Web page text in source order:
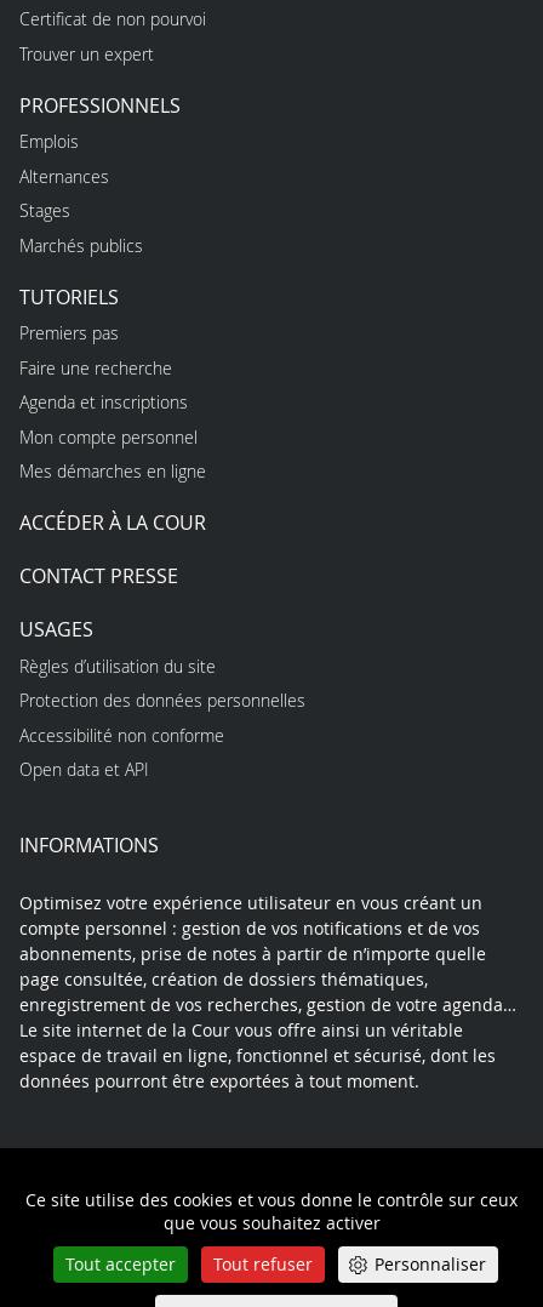
Ce site utilise des cookies et vous donne le contrôle sur ceux
que vous souhaitez activer
Tout accepter
Tout refuser Personnaliser
Certificat de non pourvoi
Trouver un expert
PROFESSIONNELS
Emplois
Alternances
Stages
Marchés publics
TUTORIELS
Premiers pas
Faire une recherche
Agenda et inscriptions
Mon compte personnel
Mes démarches en ligne
ACCÉDER À LA COUR
CONTACT PRESSE
USAGES
Règles d’utilisation du site
Protection des données personnelles
Accessibilité non conforme
Open data et API
INFORMATIONS
Optimisez votre expérience utilisateur en vous créant un
compte personnel : gestion de vos notifications et de vos
abonnements, prise de notes à partir de n’importe quelle
page consultée, création de dossiers thématiques,
enregistrement de vos recherches, gestion de votre agenda…
Le site internet de la Cour vous offre ainsi un véritable
espace de travail en ligne, fonctionnel et sécurisé, dont les
données pourront être exportées à tout moment.
Politique de confidentialité